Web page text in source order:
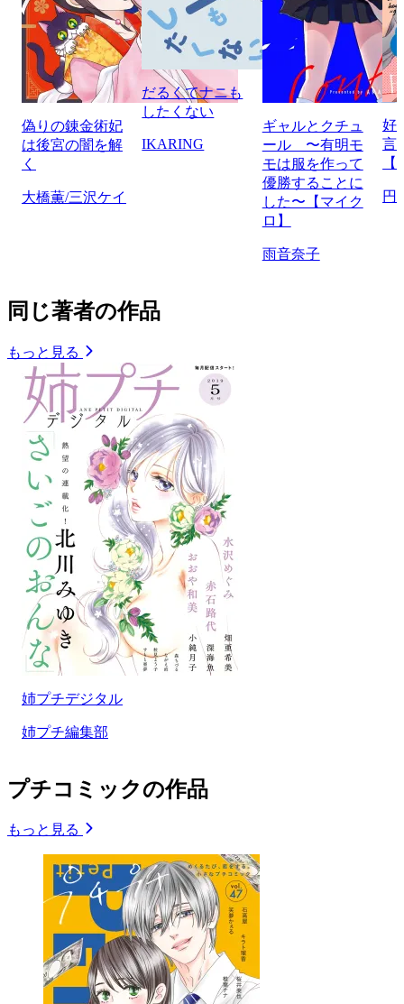
偽りの錬金術妃
は後宮の闇を解
く
大橋薫/三沢ケイ
だるくてナニも
したくない
IKARING
ギャルとクチュ
ール 〜有明モ
モは服を作って
優勝することに
した〜【マイク
ロ】
雨音奈子
好
言
円
同じ著者の作品
もっと見る
姉プチデジタル
姉プチ編集部
プチコミックの作品
もっと見る